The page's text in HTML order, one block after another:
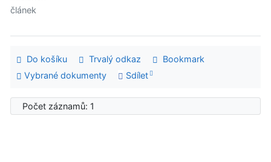
článek
Do košíku Trvalý odkaz
Bookmark
Vybrané dokumenty
Sdílet
Počet záznamů: 1